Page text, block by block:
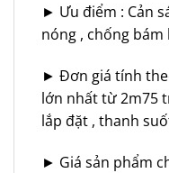
► Ưu điểm : Cản
nóng , chống bám
► Đơn giá tính
lớn nhất từ 2m75
lắp đặt , thanh
► Giá sản phẩm